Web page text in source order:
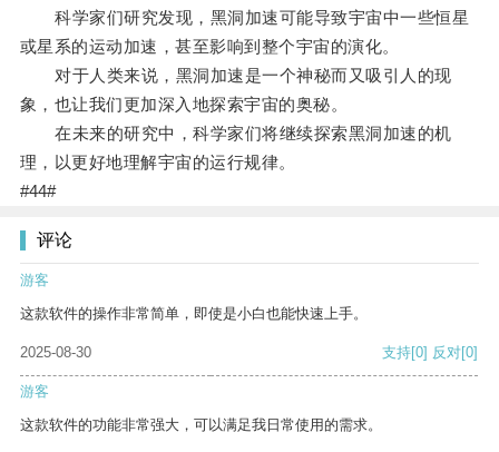
科学家们研究发现，黑洞加速可能导致宇宙中一些恒星
或星系的运动加速，甚至影响到整个宇宙的演化。
对于人类来说，黑洞加速是一个神秘而又吸引人的现
象，也让我们更加深入地探索宇宙的奥秘。
在未来的研究中，科学家们将继续探索黑洞加速的机
理，以更好地理解宇宙的运行规律。
#44#
评论
游客
这款软件的操作非常简单，即使是小白也能快速上手。
2025-08-30 支持[0] 反对[0]
游客
这款软件的功能非常强大，可以满足我日常使用的需求。